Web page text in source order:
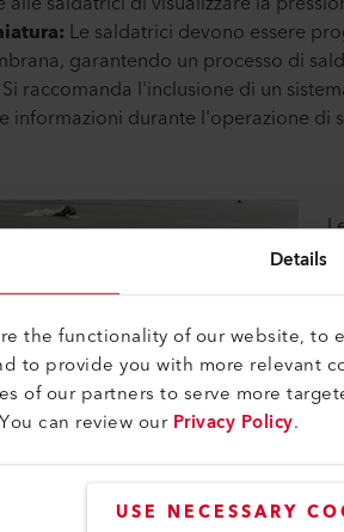
Details
the functionality of our website,
to provide you with more relevant
of our partners to serve more
can review ourPrivacy Policy.
USE NECESSARY
Le saldatrici devono essere
garantendo un processo di
Si raccomanda l'inclusione di un
informazioni durante l'operazione di